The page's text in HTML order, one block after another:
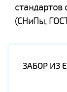
стандартов
(СНиПы,
ЗАБОР ИЗ